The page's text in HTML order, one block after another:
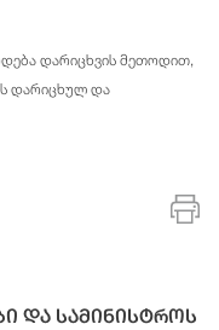
დარიცხვის მეთოდით,
დარიცხულ და
და სამინისტროს